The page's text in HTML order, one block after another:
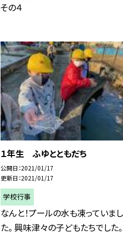
その４
１年生 ふゆとともだち
公開日 2021/01/17
更新日 2021/01/17
学校行事
なんと！プールの水も凍っていまし
た。 興味津々の子どもたちでした。